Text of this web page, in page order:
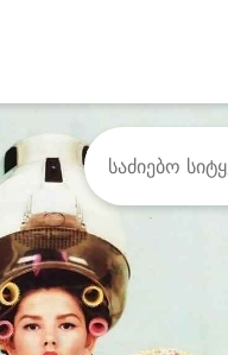
შეიძინე